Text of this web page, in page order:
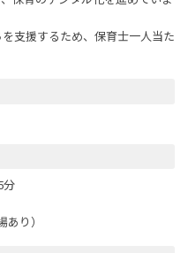
支援するため、保育士一人当た
分
り）